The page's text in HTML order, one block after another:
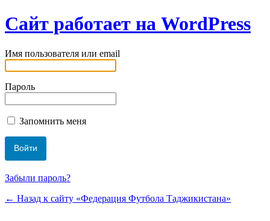
Сайт работает на WordPress
Имя пользователя или email
Пароль
Запомнить меня
Забыли пароль?
← Назад к сайту «Федерация Футбола Таджикистана»